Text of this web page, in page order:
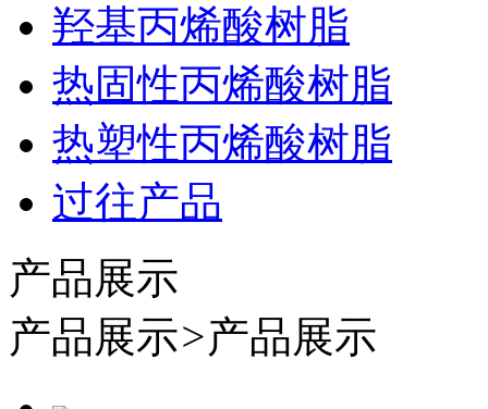
羟基丙烯酸树脂
热固性丙烯酸树脂
热塑性丙烯酸树脂
过往产品
产品展示
产品展示>产品展示